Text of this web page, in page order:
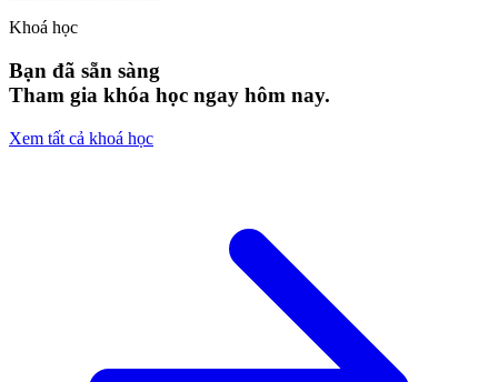
Khoá học
Bạn đã sẵn sàng
Tham gia khóa học ngay hôm nay.
Xem tất cả khoá học